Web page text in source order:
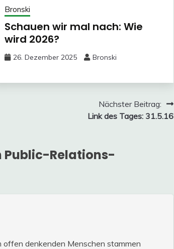
Bronski
Schauen wir mal nach: Wie
wird 2026?
26. Dezember 2025 Bronski
Nächster Beitrag:
Link des Tages: 31.5.16
Public-Relations-
offen denkenden Menschen stammen